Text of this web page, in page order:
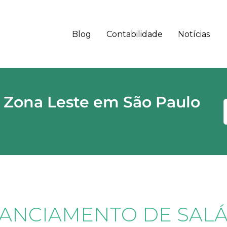
Blog Contabilidade Notícias
Leste em São Paulo
DE